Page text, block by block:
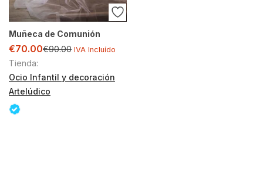
Muñeca de Comunión
€70.00€90.00 IVA Incluído
Tienda:
Ocio Infantil y decoración
Artelúdico